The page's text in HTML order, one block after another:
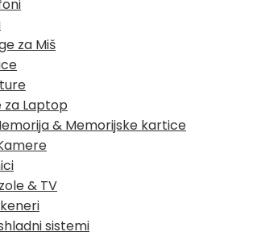
za Miš
za Laptop
& Memorijske kartice
& TV
sistemi